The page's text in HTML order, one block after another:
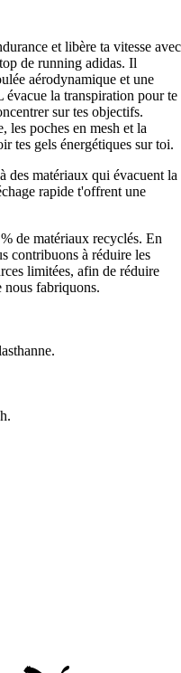
et libère ta vitesse avec
de running adidas. Il
aérodynamique et une
la transpiration pour te
sur tes objectifs.
les poches en mesh et la
tes gels énergétiques sur toi.
matériaux qui évacuent la
rapide t'offrent une
de matériaux recyclés. En
contribuons à réduire les
limitées, afin de réduire
nous fabriquons.